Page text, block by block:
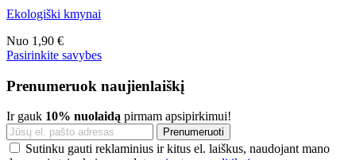
Ekologiški kmynai
Nuo 1,90 €
Pasirinkite savybes
Prenumeruok naujienlaiškį
Ir gauk 10% nuolaidą pirmam apsipirkimui!
Sutinku gauti reklaminius ir kitus el. laiškus, naudojant mano